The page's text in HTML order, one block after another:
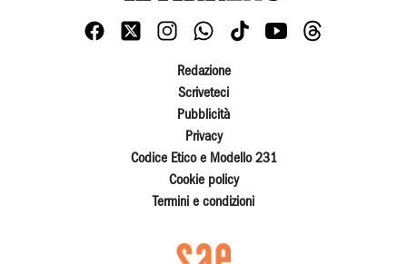
Redazione
Scriveteci
Pubblicità
Privacy
Codice Etico e Modello 231
Cookie policy
Termini e condizioni